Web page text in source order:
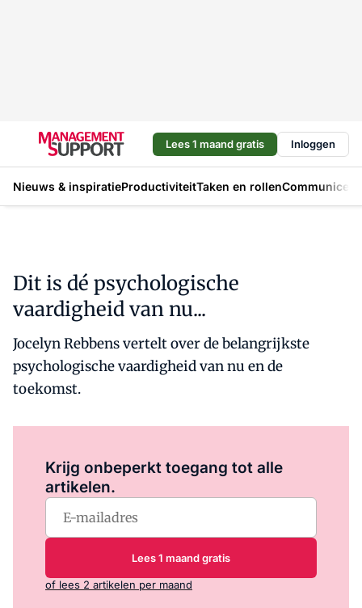
Lees 1 maand gratis Inloggen
Nieuws & inspiratieProductiviteitTaken en rollen
Dit is dé psychologische
vaardigheid van nu...
Jocelyn Rebbens vertelt over de belangrijkste
psychologische vaardigheid van nu en de
toekomst.
Krijg onbeperkt toegang tot alle
artikelen.
Lees 1 maand gratis
of lees 2 artikelen per maand